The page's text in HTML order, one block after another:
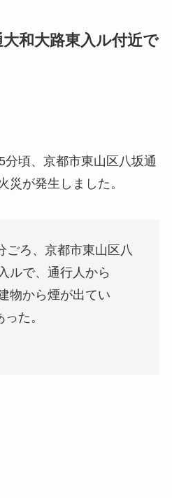
和大路東入ル付近で
頃、京都市東山区八坂通
災が発生しました。
ごろ、京都市東山区八
ルで、通行人から
物から煙が出てい
た。